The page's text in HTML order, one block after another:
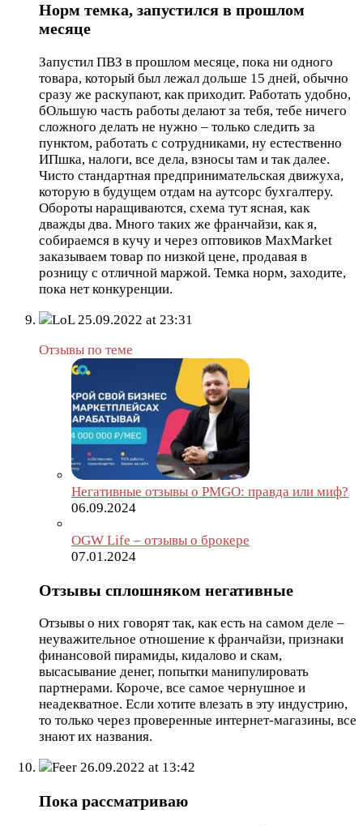
Норм темка, запустился в прошлом
месяце
Запустил ПВЗ в прошлом месяце, пока ни одного
товара, который был лежал дольше 15 дней, обычно
сразу же раскупают, как приходит. Работать удобно,
бОльшую часть работы делают за тебя, тебе ничего
сложного делать не нужно – только следить за
пунктом, работать с сотрудниками, ну естественно
ИПшка, налоги, все дела, взносы там и так далее.
Чисто стандартная предпринимательская движуха,
которую в будущем отдам на аутсорс бухгалтеру.
Обороты наращиваются, схема тут ясная, как
дважды два. Много таких же франчайзи, как я,
собираемся в кучу и через оптовиков MaxMarket
заказываем товар по низкой цене, продавая в
розницу с отличной маржой. Темка норм, заходите,
пока нет конкуренции.
LoL 25.09.2022 at 23:31
Отзывы по теме
Негативные отзывы о PMGO: правда или миф?
06.09.2024
OGW Life – отзывы о брокере
07.01.2024
Отзывы сплошняком негативные
Отзывы о них говорят так, как есть на самом деле –
неуважительное отношение к франчайзи, признаки
финансовой пирамиды, кидалово и скам,
высасывание денег, попытки манипулировать
партнерами. Короче, все самое чернушное и
неадекватное. Если хотите влезать в эту индустрию,
то только через проверенные интернет-магазины, все
знают их названия.
Feer 26.09.2022 at 13:42
Пока рассматриваю